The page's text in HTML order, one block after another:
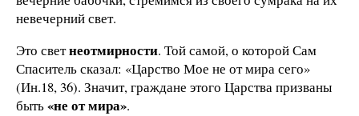
невечерний свет.
Это светнеотмирности. Той самой, о которой Сам
Спаситель сказал: «Царство Мое не от мира сего»
(Ин.18, 36). Значит, граждане этого Царства призваны
быть«не от мира».